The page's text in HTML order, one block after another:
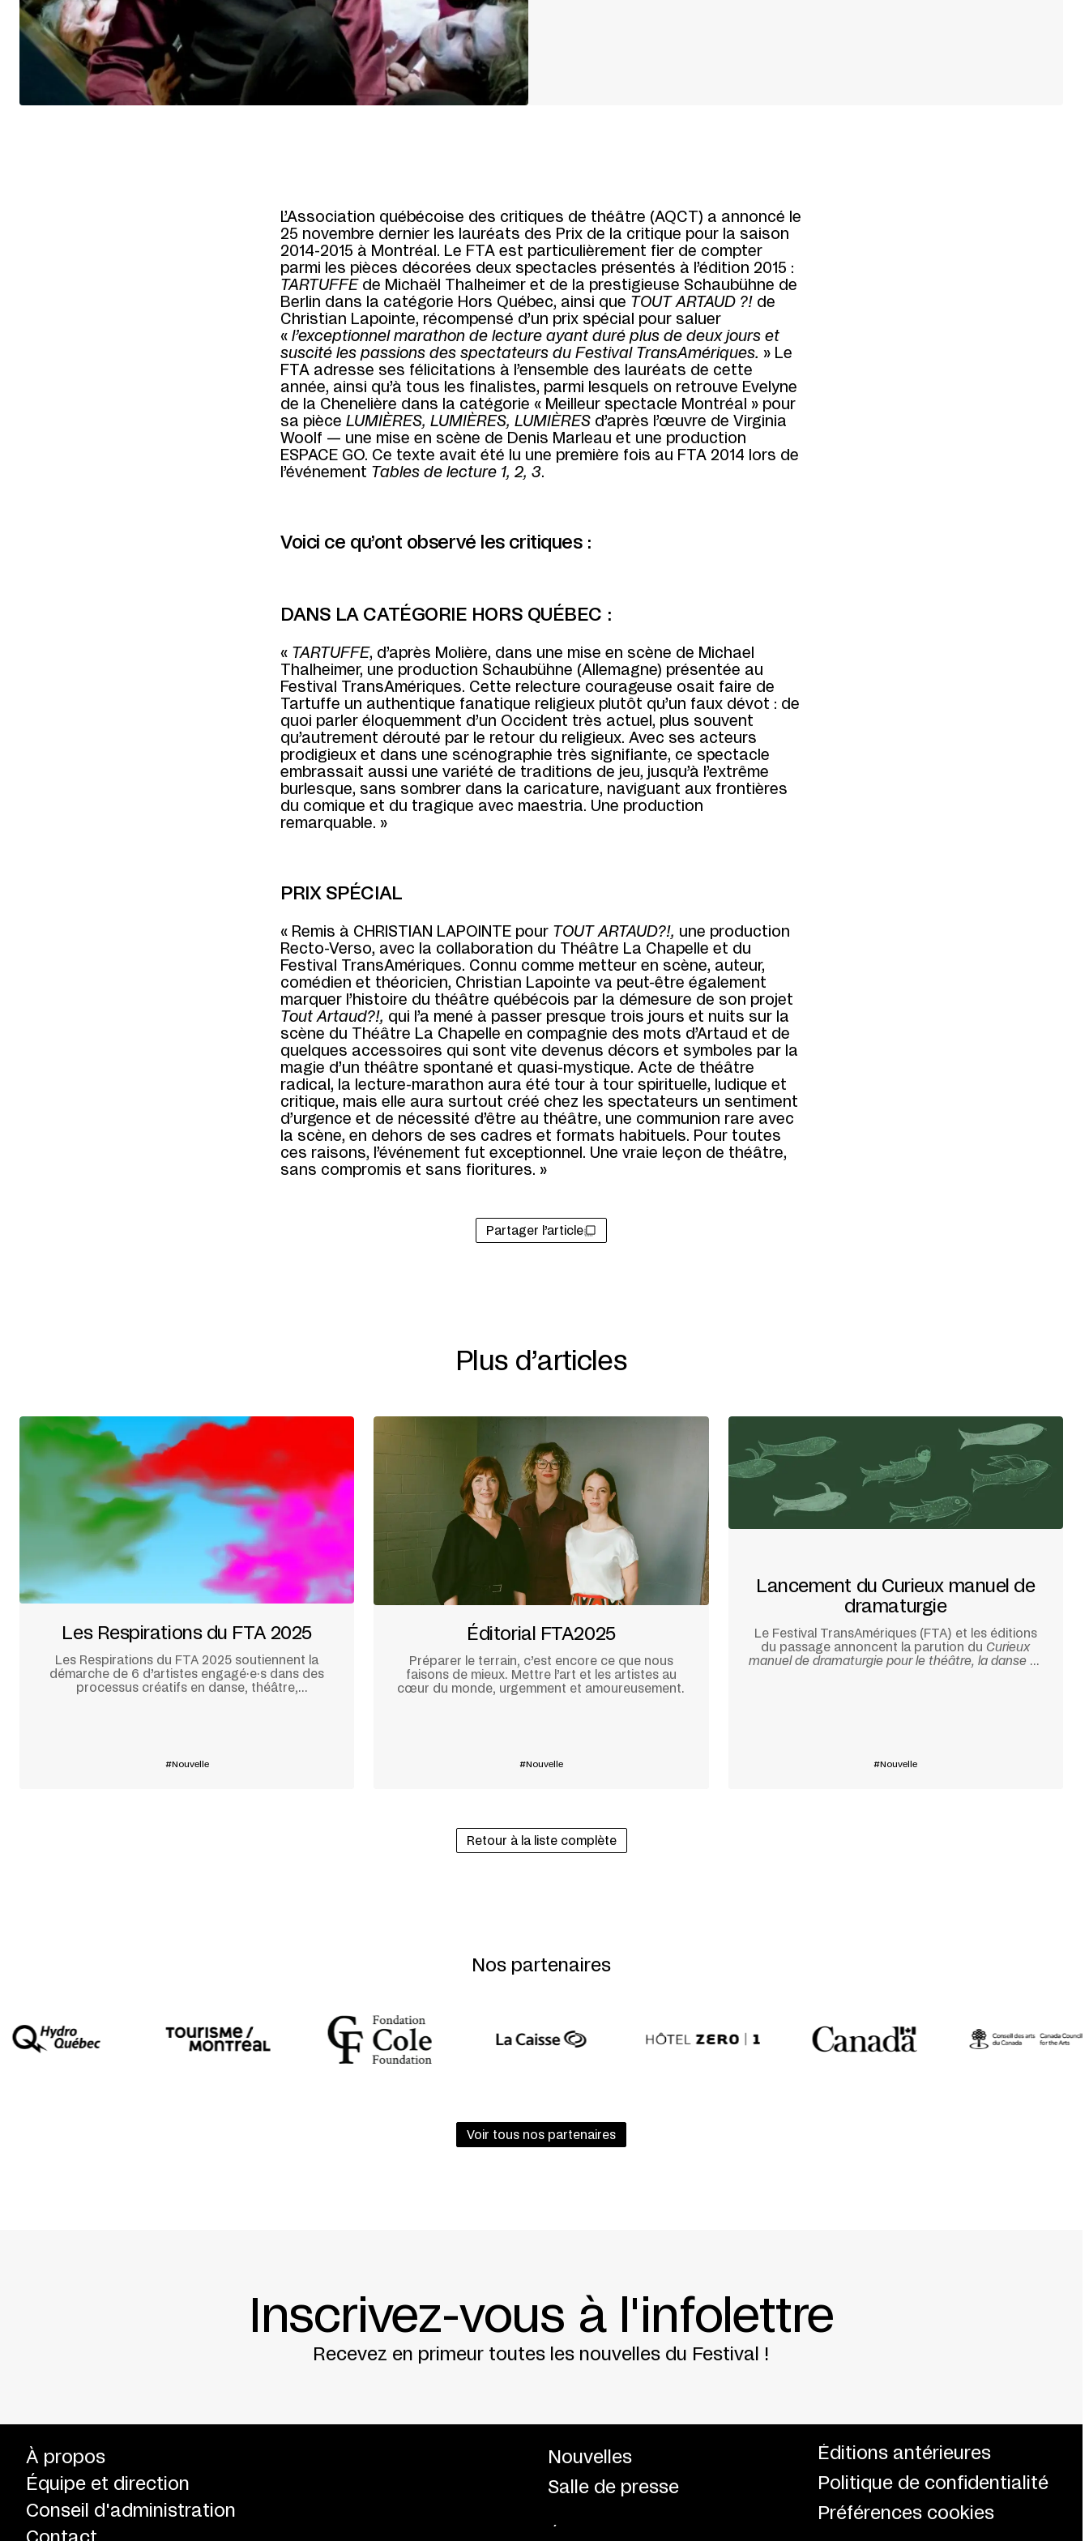
L’Association québécoise des critiques de théâtre (AQCT) a annoncé le
25 novembre dernier les lauréats des Prix de la critique pour la saison
2014-2015 à Montréal. Le FTA est particulièrement fier de compter
parmi les pièces décorées deux spectacles présentés à l’édition 2015 :
TARTUFFEde Michaël Thalheimer et de la prestigieuse Schaubühne de
Berlin dans la catégorie Hors Québec, ainsi que TOUT ARTAUD ?! de
Christian Lapointe, récompensé d’un prix spécial pour saluer
« l’exceptionnel marathon de lecture ayant duré plus de deux jours et
suscité les passions des spectateurs du Festival TransAmériques. » Le
FTA adresse ses félicitations à l’ensemble des lauréats de cette
année, ainsi qu’à tous les finalistes, parmi lesquels on retrouve Evelyne
de la Chenelière dans la catégorie « Meilleur spectacle Montréal » pour
sa pièce LUMIÈRES, LUMIÈRES, LUMIÈRES d’après l’œuvre de Virginia
Woolf — une mise en scène de Denis Marleau et une production
ESPACE GO. Ce texte avait été lu une première fois au FTA 2014 lors de
l’événement Tables de lecture 1, 2, 3.
Voici ce qu’ont observé les critiques :
DANS LA CATÉGORIE HORS QUÉBEC :
« TARTUFFE, d’après Molière, dans une mise en scène de Michael
Thalheimer, une production Schaubühne (Allemagne) présentée au
Festival TransAmériques. Cette relecture courageuse osait faire de
Tartuffe un authentique fanatique religieux plutôt qu’un faux dévot : de
quoi parler éloquemment d’un Occident très actuel, plus souvent
qu’autrement dérouté par le retour du religieux. Avec ses acteurs
prodigieux et dans une scénographie très signifiante, ce spectacle
embrassait aussi une variété de traditions de jeu, jusqu’à l’extrême
burlesque, sans sombrer dans la caricature, naviguant aux frontières
du comique et du tragique avec maestria. Une production
remarquable. »
PRIX SPÉCIAL
« Remis à CHRISTIAN LAPOINTE pour TOUT ARTAUD?!, une production
Recto-Verso, avec la collaboration du Théâtre La Chapelle et du
Festival TransAmériques. Connu comme metteur en scène, auteur,
comédien et théoricien, Christian Lapointe va peut-être également
marquer l’histoire du théâtre québécois par la démesure de son projet
Tout Artaud?!, qui l’a mené à passer presque trois jours et nuits sur la
scène du Théâtre La Chapelle en compagnie des mots d’Artaud et de
quelques accessoires qui sont vite devenus décors et symboles par la
magie d’un théâtre spontané et quasi-mystique. Acte de théâtre
radical, la lecture-marathon aura été tour à tour spirituelle, ludique et
critique, mais elle aura surtout créé chez les spectateurs un sentiment
d’urgence et de nécessité d’être au théâtre, une communion rare avec
la scène, en dehors de ses cadres et formats habituels. Pour toutes
ces raisons, l’événement fut exceptionnel. Une vraie leçon de théâtre,
sans compromis et sans fioritures. »
Partager l’article
Plus d’articles
Les Respirations du FTA 2025
Les Respirations du FTA 2025 soutiennent la
démarche de 6 d’artistes engagé·e·s dans des
processus créatifs en danse, théâtre,
Nouvelle
Éditorial FTA2025
Préparer le terrain, c’est encore ce que nous
faisons de mieux. Mettre l’art et les artistes au
cœur du monde, urgemment et amoureusement.
Nouvelle
Lancement du Curieux manuel de
dramaturgie
Le Festival TransAmériques (FTA) et les éditions
du passage annoncent la parution du Curieux
manuel de dramaturgie pour le théâtre, la danse et
Nouvelle
Retour à la liste complète
Nos partenaires
Voir tous nos partenaires
Inscrivez-vous à l'infolettre
Recevez en primeur toutes les nouvelles du Festival !
À propos
Équipe et direction
Conseil d'administration
Nouvelles
Salle de presse
Éditions antérieures
Politique de confidentialité
Préférences cookies